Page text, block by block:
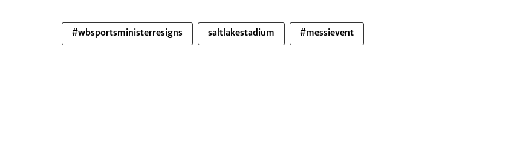
#wbsportsministerresigns saltlakestadium #messievent